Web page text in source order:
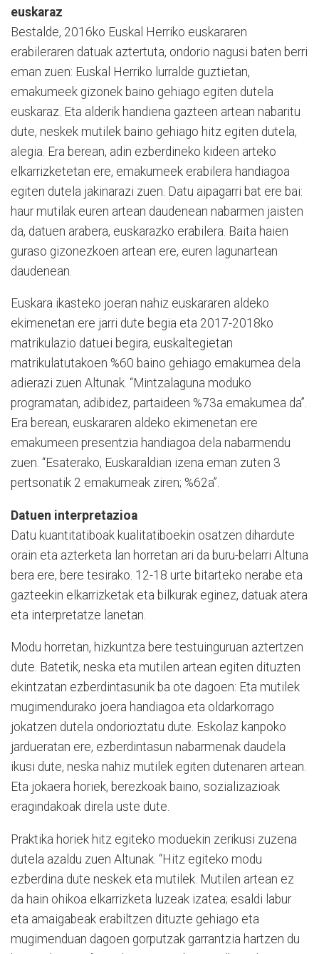
euskaraz
Bestalde, 2016ko Euskal Herriko euskararen
erabileraren datuak aztertuta, ondorio nagusi baten berri
eman zuen: Euskal Herriko lurralde guztietan,
emakumeek gizonek baino gehiago egiten dutela
euskaraz. Eta alderik handiena gazteen artean nabaritu
dute, neskek mutilek baino gehiago hitz egiten dutela,
alegia. Era berean, adin ezberdineko kideen arteko
elkarrizketetan ere, emakumeek erabilera handiagoa
egiten dutela jakinarazi zuen. Datu aipagarri bat ere bai:
haur mutilak euren artean daudenean nabarmen jaisten
da, datuen arabera, euskarazko erabilera. Baita haien
guraso gizonezkoen artean ere, euren lagunartean
daudenean.
Euskara ikasteko joeran nahiz euskararen aldeko
ekimenetan ere jarri dute begia eta 2017-2018ko
matrikulazio datuei begira, euskaltegietan
matrikulatutakoen %60 baino gehiago emakumea dela
adierazi zuen Altunak. “Mintzalaguna moduko
programatan, adibidez, partaideen %73a emakumea da”.
Era berean, euskararen aldeko ekimenetan ere
emakumeen presentzia handiagoa dela nabarmendu
zuen. “Esaterako, Euskaraldian izena eman zuten 3
pertsonatik 2 emakumeak ziren; %62a”.
Datuen interpretazioa
Datu kuantitatiboak kualitatiboekin osatzen dihardute
orain eta azterketa lan horretan ari da buru-belarri Altuna
bera ere, bere tesirako. 12-18 urte bitarteko nerabe eta
gazteekin elkarrizketak eta bilkurak eginez, datuak atera
eta interpretatze lanetan.
Modu horretan, hizkuntza bere testuinguruan aztertzen
dute. Batetik, neska eta mutilen artean egiten dituzten
ekintzatan ezberdintasunik ba ote dagoen: Eta mutilek
mugimendurako joera handiagoa eta oldarkorrago
jokatzen dutela ondorioztatu dute. Eskolaz kanpoko
jardueratan ere, ezberdintasun nabarmenak daudela
ikusi dute, neska nahiz mutilek egiten dutenaren artean.
Eta jokaera horiek, berezkoak baino, sozializazioak
eragindakoak direla uste dute.
Praktika horiek hitz egiteko moduekin zerikusi zuzena
dutela azaldu zuen Altunak. “Hitz egiteko modu
ezberdina dute neskek eta mutilek. Mutilen artean ez
da hain ohikoa elkarrizketa luzeak izatea; esaldi labur
eta amaigabeak erabiltzen dituzte gehiago eta
mugimenduan dagoen gorputzak garrantzia hartzen du